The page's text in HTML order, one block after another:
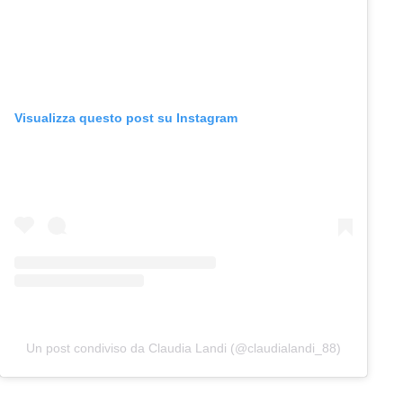
Visualizza questo post su Instagram
Un post condiviso da Claudia Landi (@claudialandi_88)